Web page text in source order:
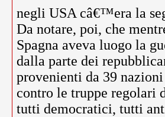
negli USA câ€™era la
Da notare, poi, che
Spagna aveva luogo la
dalla parte dei
provenienti da 39
contro le truppe regolari
tutti democratici, tutti